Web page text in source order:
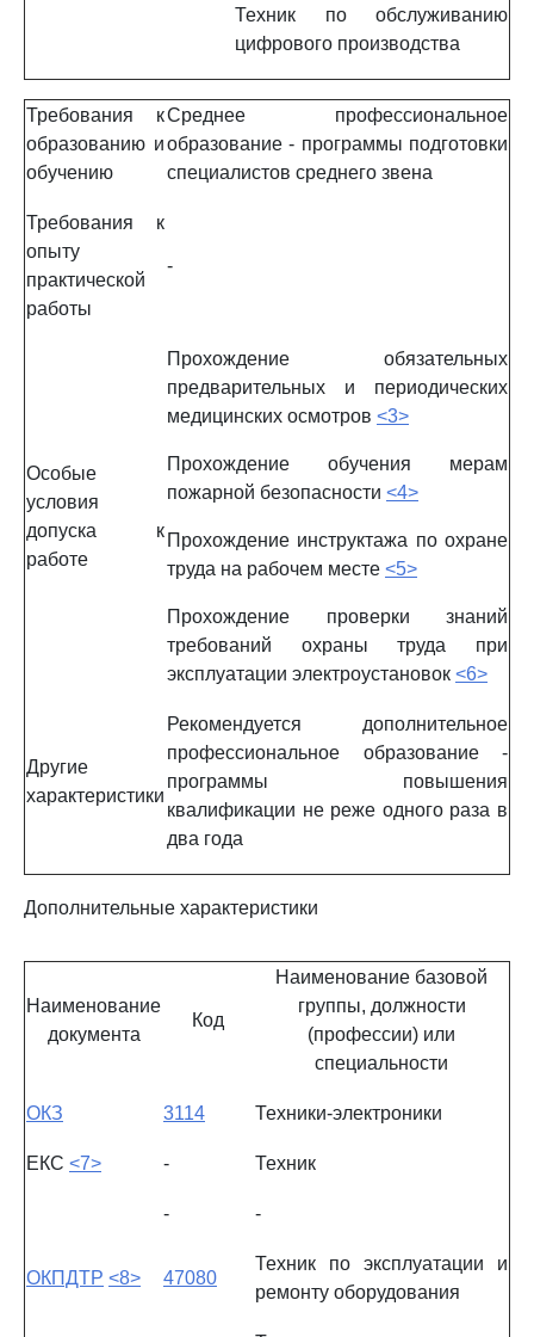
Техник по обслуживанию
цифрового производства
Требования к
образованию и
обучению
Среднее профессиональное
образование - программы подготовки
специалистов среднего звена
Требования к
опыту
практической
работы
-
Особые
условия
допуска к
работе
Прохождение обязательных
предварительных и периодических
медицинских осмотров <3>
Прохождение обучения мерам
пожарной безопасности <4>
Прохождение инструктажа по охране
труда на рабочем месте <5>
Прохождение проверки знаний
требований охраны труда при
эксплуатации электроустановок <6>
Другие
характеристики
Рекомендуется дополнительное
профессиональное образование -
программы повышения
квалификации не реже одного раза в
два года
Дополнительные характеристики
Наименование
документа
Код
Наименование базовой
группы, должности
(профессии) или
специальности
ОКЗ 3114 Техники-электроники
ЕКС <7> - Техник
- -
ОКПДТР <8> 47080
Техник по эксплуатации и
ремонту оборудования